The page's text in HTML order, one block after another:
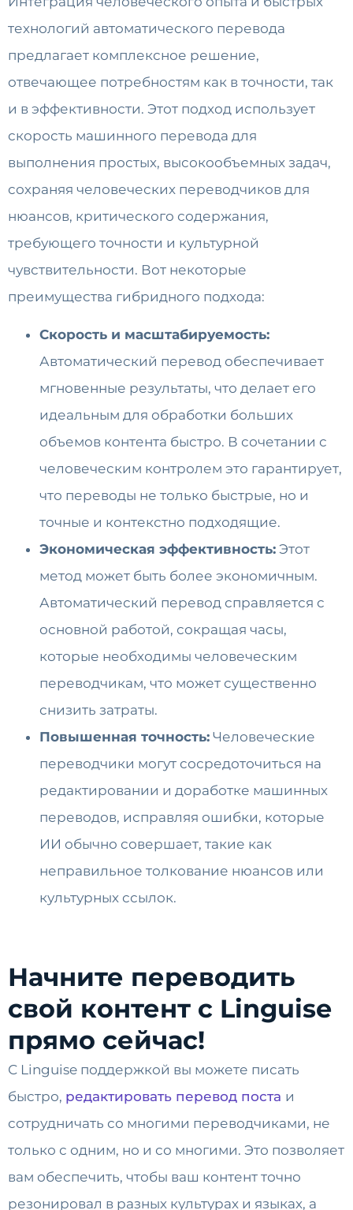
технологий автоматического перевода
предлагает комплексное решение,
отвечающее потребностям как в точности, так
и в эффективности. Этот подход использует
скорость машинного перевода для
выполнения простых, высокообъемных задач,
сохраняя человеческих переводчиков для
нюансов, критического содержания,
требующего точности и культурной
чувствительности. Вот некоторые
преимущества гибридного подхода:
Скорость и масштабируемость:
Автоматический перевод обеспечивает
мгновенные результаты, что делает его
идеальным для обработки больших
объемов контента быстро. В сочетании с
человеческим контролем это гарантирует,
что переводы не только быстрые, но и
точные и контекстно подходящие.
Экономическая эффективность: Этот
метод может быть более экономичным.
Автоматический перевод справляется с
основной работой, сокращая часы,
которые необходимы человеческим
переводчикам, что может существенно
снизить затраты.
Повышенная точность: Человеческие
переводчики могут сосредоточиться на
редактировании и доработке машинных
переводов, исправляя ошибки, которые
ИИ обычно совершает, такие как
неправильное толкование нюансов или
культурных ссылок.
Начните переводить
свой контент с Linguise
прямо сейчас!
С Linguise поддержкой вы можете писать
быстро, редактировать перевод поста и
сотрудничать со многими переводчиками, не
только с одним, но и со многими. Это позволяет
вам обеспечить, чтобы ваш контент точно
резонировал в разных культурах и языках, а